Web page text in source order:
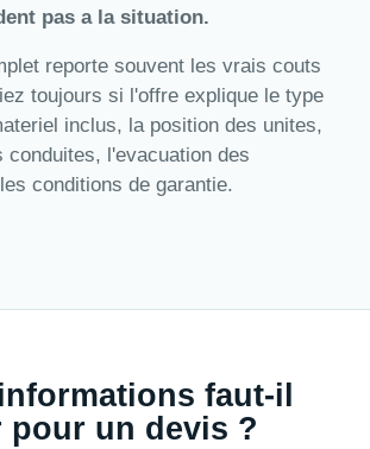
pas a la situation.
reporte souvent les vrais couts
toujours si l'offre explique le type
inclus, la position des unites,
conduites, l'evacuation des
conditions de garantie.
faut-il
pour un devis ?